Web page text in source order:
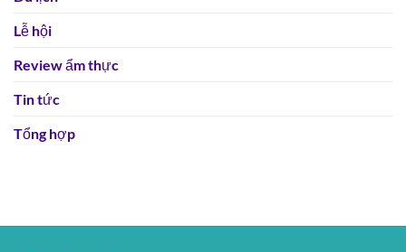
Lễ hội
Review ẩm thực
Tin tức
Tổng hợp